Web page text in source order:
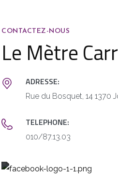
CONTACTEZ-NOUS
Le Mètre
ADRESSE:
Rue du Bosquet, 14 1370
TELEPHONE:
010/87.13.03